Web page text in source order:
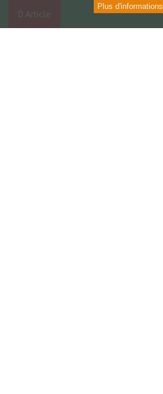
Plus d'informations